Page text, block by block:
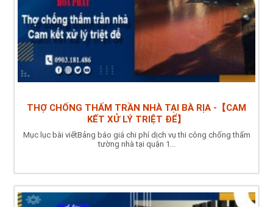
THỢ CHỐNG THẤM TRẦN NHÀ TẠI BÀ RỊA -【CAM
KẾT XỬ LÝ TRIỆT ĐỂ】
Mục lục bài viếtBảng báo giá chi phí dịch vụ thi công chống thấm
tường nhà tại quận 1...